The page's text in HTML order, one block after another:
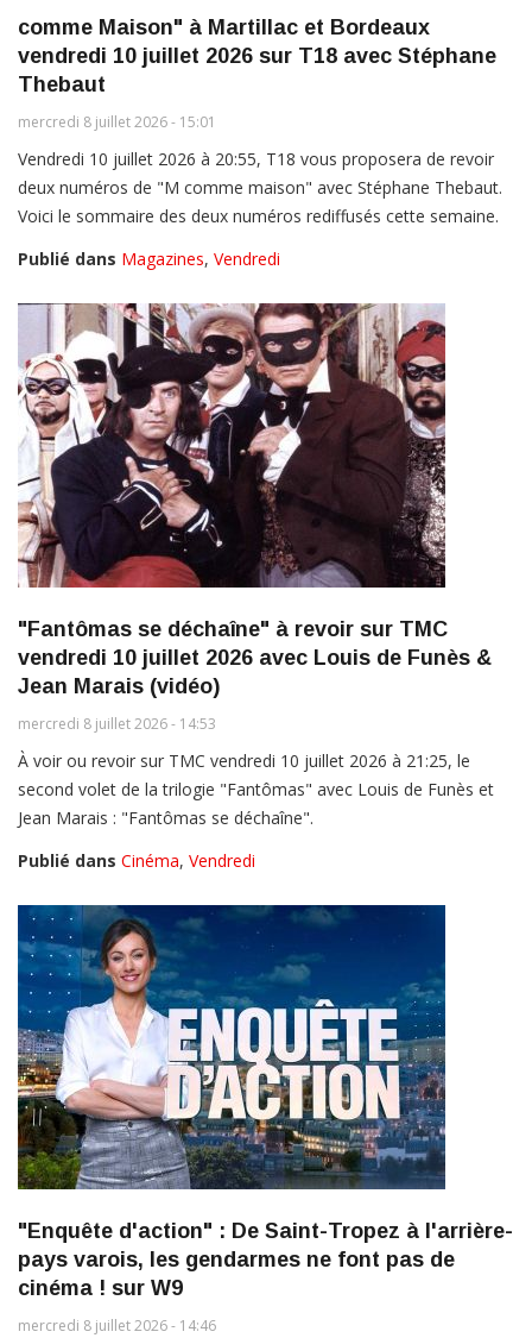
comme Maison" à Martillac et Bordeaux
vendredi 10 juillet 2026 sur T18 avec Stéphane
Thebaut
mercredi 8 juillet 2026 - 15:01
Vendredi 10 juillet 2026 à 20:55, T18 vous proposera de revoir
deux numéros de "M comme maison" avec Stéphane Thebaut.
Voici le sommaire des deux numéros rediffusés cette semaine.
Publié dans Magazines, Vendredi
"Fantômas se déchaîne" à revoir sur TMC
vendredi 10 juillet 2026 avec Louis de Funès &
Jean Marais (vidéo)
mercredi 8 juillet 2026 - 14:53
À voir ou revoir sur TMC vendredi 10 juillet 2026 à 21:25, le
second volet de la trilogie "Fantômas" avec Louis de Funès et
Jean Marais : "Fantômas se déchaîne".
Publié dans Cinéma, Vendredi
"Enquête d'action" : De Saint-Tropez à l'arrière-
pays varois, les gendarmes ne font pas de
cinéma ! sur W9
mercredi 8 juillet 2026 - 14:46